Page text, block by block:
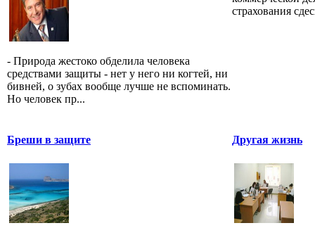
- Природа жестоко обделила человека
средствами защиты - нет у него ни когтей, ни
бивней, о зубах вообще лучше не вспоминать.
Но человек пр...
страхования
Бреши в защите Другая жизнь